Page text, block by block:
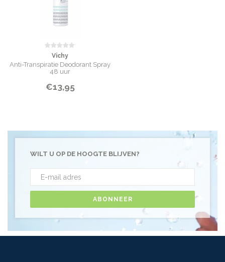
Vichy
Anti-Transpiratie Deodorant Spray
48 uur
€13,95
WILT U OP DE HOOGTE BLIJVEN?
ABONNEER